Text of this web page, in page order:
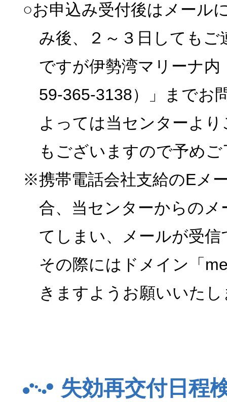
○お申込み受付後はメール
み後、２～３日しても
ですが伊勢湾マリーナ
59-365-3138）」までお
よっては当センターよ
もございますので予め
※携帯電話会社支給のEメ
合、当センターからの
てしまい、メールが受
その際にはドメイン「
きますようお願いいた
失効再交付日程